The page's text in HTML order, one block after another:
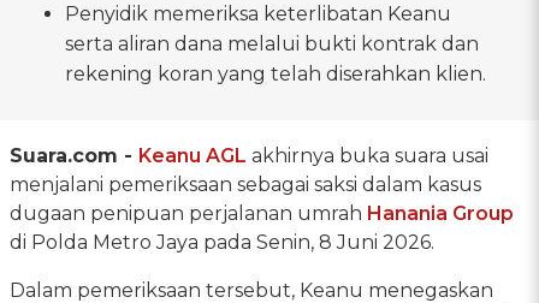
Penyidik memeriksa keterlibatan Keanu
serta aliran dana melalui bukti kontrak dan
rekening koran yang telah diserahkan klien.
Suara.com - Keanu AGL akhirnya buka suara usai
menjalani pemeriksaan sebagai saksi dalam kasus
dugaan penipuan perjalanan umrah Hanania Group
di Polda Metro Jaya pada Senin, 8 Juni 2026.
Dalam pemeriksaan tersebut, Keanu menegaskan